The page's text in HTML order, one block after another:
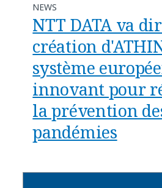
NEWS
NTT DATA va
création
système
innovant pour
la prévention
pandémies